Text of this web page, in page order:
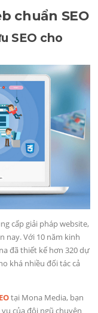
chuẩn SEO
SEO cho
cấp giải pháp website,
nay. Với 10 năm kinh
đã thiết kế hơn 320 dự
khá nhiều đối tác cả
tại Mona Media, bạn
của đội ngũ chuyên